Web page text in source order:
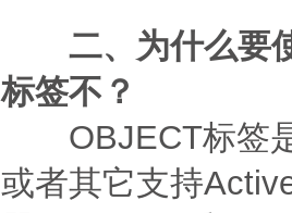
二、为什么要
标签不？
OBJECT标签是
或者其它支持